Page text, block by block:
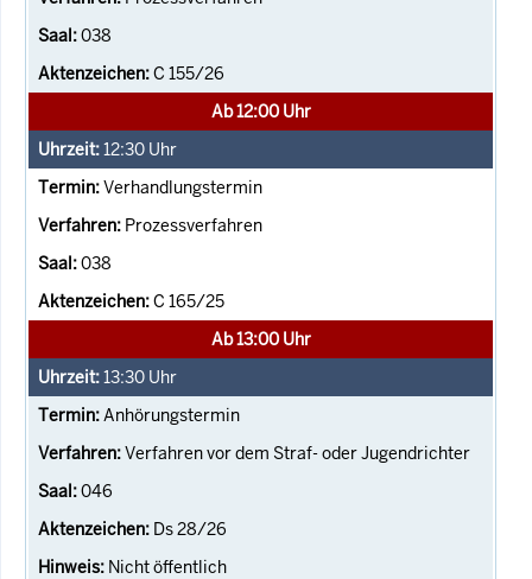
038
C 155/26
Ab 12:00 Uhr
12:30 Uhr
Verhandlungstermin
Prozessverfahren
038
C 165/25
Ab 13:00 Uhr
13:30 Uhr
Anhörungstermin
Verfahren vor dem Straf- oder Jugendrichter
046
Ds 28/26
Nicht öffentlich